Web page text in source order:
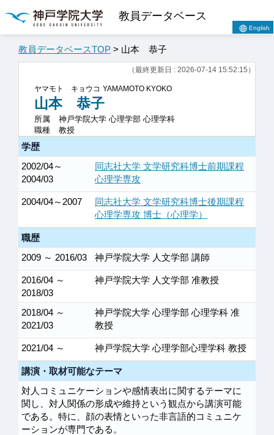
教員データベース
English
教員データベースTOP > 山本 恭子
（最終更新日 : 2026-07-14 15:52:15）
ヤマモト キョウコ YAMAMOTO KYOKO
山本 恭子
所属
神戸学院大学 心理学部 心理学科
職種
教授
学歴
2002/04～
2004/03
同志社大学 文学研究科博士前期課程
心理学専攻
2004/04～2007
同志社大学 文学研究科博士後期課程
心理学専攻 博士（心理学）
職歴
2009 ～ 2016/03
神戸学院大学 人文学部 講師
2016/04 ～
2018/03
神戸学院大学 人文学部 准教授
2018/04 ～
2021/03
神戸学院大学 心理学部 心理学科 准
教授
2021/04 ～ 神戸学院大学 心理学部心理学科 教授
講演・取材可能なテーマ
対人コミュニケーションや感情表出に関するテーマに
関し、対人関係の形成や維持という観点から講演可能
である。特に、顔の表情といった非言語的コミュニケ
ーションが専門である。